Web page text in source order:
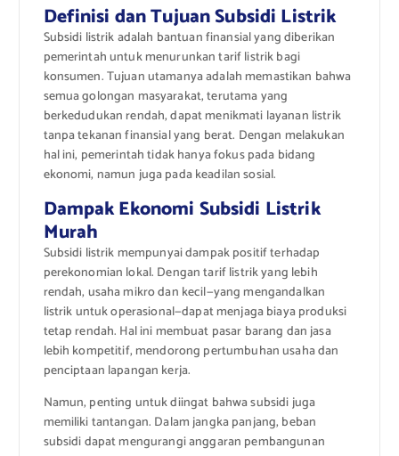
Definisi dan Tujuan Subsidi Listrik
Subsidi listrik adalah bantuan finansial yang diberikan
pemerintah untuk menurunkan tarif listrik bagi
konsumen. Tujuan utamanya adalah memastikan bahwa
semua golongan masyarakat, terutama yang
berkedudukan rendah, dapat menikmati layanan listrik
tanpa tekanan finansial yang berat. Dengan melakukan
hal ini, pemerintah tidak hanya fokus pada bidang
ekonomi, namun juga pada keadilan sosial.
Dampak Ekonomi Subsidi Listrik
Murah
Subsidi listrik mempunyai dampak positif terhadap
perekonomian lokal. Dengan tarif listrik yang lebih
rendah, usaha mikro dan kecil—yang mengandalkan
listrik untuk operasional—dapat menjaga biaya produksi
tetap rendah. Hal ini membuat pasar barang dan jasa
lebih kompetitif, mendorong pertumbuhan usaha dan
penciptaan lapangan kerja.
Namun, penting untuk diingat bahwa subsidi juga
memiliki tantangan. Dalam jangka panjang, beban
subsidi dapat mengurangi anggaran pembangunan